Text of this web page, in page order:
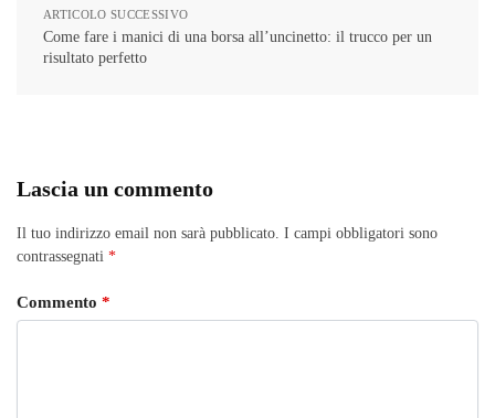
ARTICOLO SUCCESSIVO
Come fare i manici di una borsa all’uncinetto: il trucco per un
risultato perfetto
Lascia un commento
Il tuo indirizzo email non sarà pubblicato. I campi obbligatori sono
contrassegnati *
Commento *